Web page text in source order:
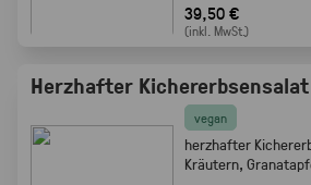
39,50 €
(inkl. MwSt.)
Herzhafter Kichererbsensalat
vegan
herzhafter
Kräutern,